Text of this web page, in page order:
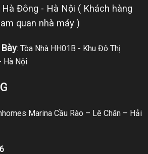
Đông - Hà Nội ( Khách hàng
quan nhà máy )
: Tòa Nhà HH01B - Khu Đô Thị
Hà Nội
Marina Cầu Rào – Lê Chân – Hải